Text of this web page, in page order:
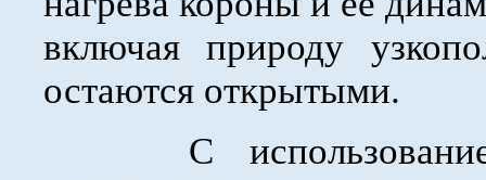
включая природу
остаются открытыми.
С использованием